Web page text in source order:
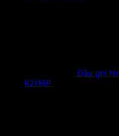
Đầu ghi
K2/16P